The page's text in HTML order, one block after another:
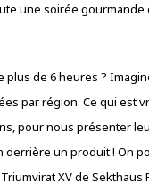
une soirée gourmande
plus de 6 heures ?
région. Ce qui est
pour nous présenter
un produit ! On
XV de